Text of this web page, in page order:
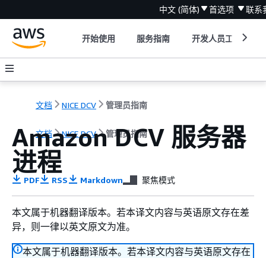
中文 (简体) 首选项 联系
开始使用 服务指南 开发人员工具
文档 NICE DCV 管理员指南
文档 NICE DCV 管理员指南
Amazon DCV 服务器
进程
PDF RSS Markdown 聚焦模式
本文属于机器翻译版本。若本译文内容与英语原文存在差
异，则一律以英文原文为准。
本文属于机器翻译版本。若本译文内容与英语原文存在